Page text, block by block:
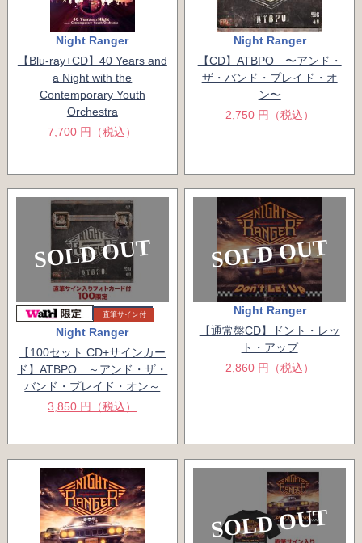
Night Ranger
【Blu-ray+CD】40 Years and
a Night with the
Contemporary Youth
Orchestra
7,700 円（税込）
Night Ranger
【CD】ATBPO 〜アンド・
ザ・バンド・プレイド・オ
ン〜
2,750 円（税込）
SOLD OUT
直筆サイン付
Night Ranger
【100セット CD+サインカー
ド】ATBPO ～アンド・ザ・
バンド・プレイド・オン～
3,850 円（税込）
SOLD OUT
Night Ranger
【通常盤CD】ドント・レッ
ト・アップ
2,860 円（税込）
SOLD OUT